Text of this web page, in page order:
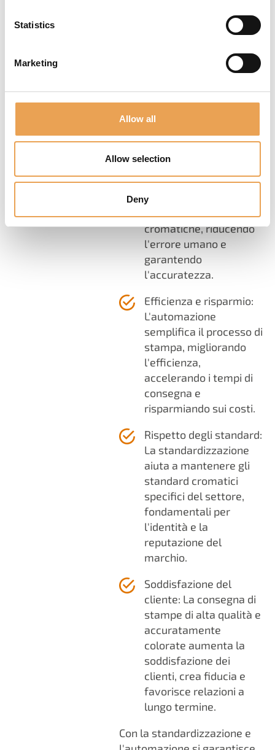
Statistics
Marketing
Allow all
Allow selection
Deny
garantisce che i colori
rimangano coerenti,
volta le aspettative dei
clienti.
L'automazione rileva e
corregge rapidamente
le deviazioni
cromatiche, riducendo
l'errore umano e
garantendo
l'accuratezza.
Efficienza e risparmio:
L'automazione
semplifica il processo di
stampa, migliorando
l'efficienza,
accelerando i tempi di
consegna e
risparmiando sui costi.
Rispetto degli standard:
La standardizzazione
aiuta a mantenere gli
standard cromatici
specifici del settore,
fondamentali per
l'identità e la
reputazione del
marchio.
Soddisfazione del
cliente: La consegna di
stampe di alta qualità e
accuratamente
colorate aumenta la
soddisfazione dei
clienti, crea fiducia e
favorisce relazioni a
lungo termine.
Con la standardizzazione e